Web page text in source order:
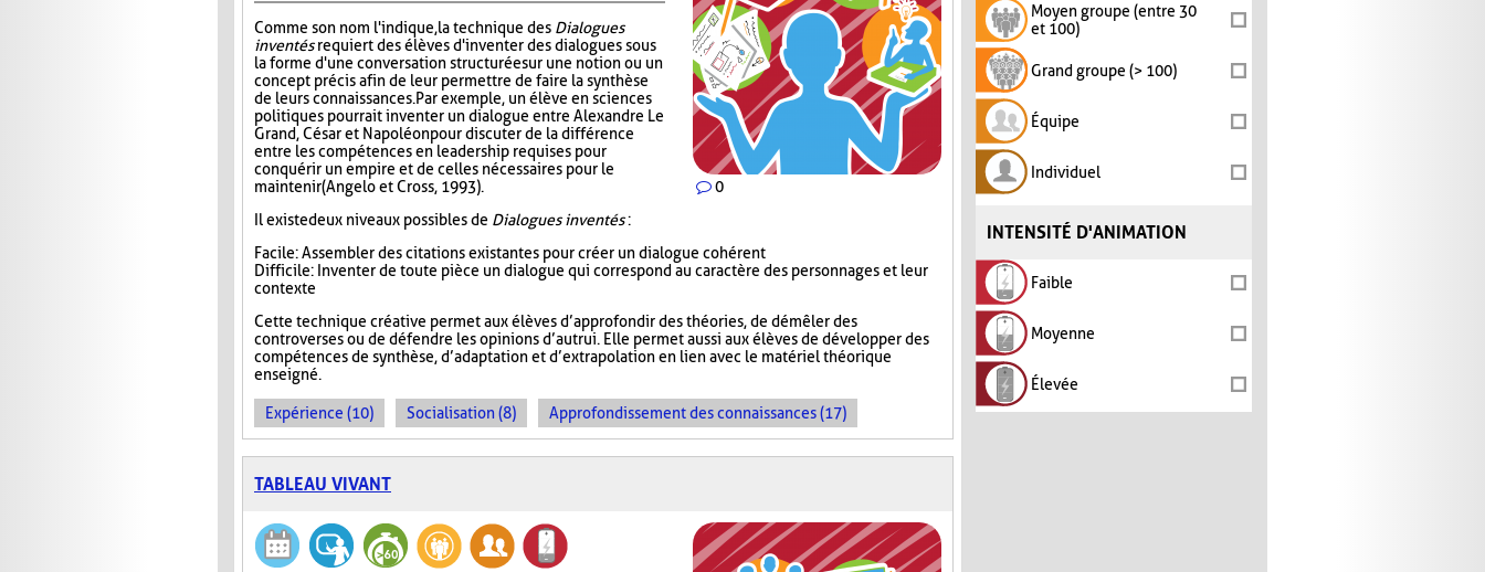
Moyen groupe (entre 30
et 100)
Grand groupe (> 100)
Équipe
Individuel
INTENSITÉ D'ANIMATION
Faible
Moyenne
Élevée
0
Comme son nom l'indique, la technique des Dialogues
inventésrequiert des élèves d'inventer des dialogues sous
la forme d'une conversation structurée sur une notion ou un
concept précis afin de leur permettre de faire la synthèse
de leurs connaissances. Par exemple, un élève en sciences
politiques pourrait inventer un dialogue entre Alexandre Le
Grand, César et Napoléon pour discuter de la différence
entre les compétences en leadership requises pour
conquérir un empire et de celles nécessaires pour le
maintenir (Angelo et Cross, 1993).
Il existe deux niveaux possibles de Dialogues inventés:
Facile : Assembler des citations existantes pour créer un dialogue cohérent
Difficile : Inventer de toute pièce un dialogue qui correspond au caractère des personnages et leur
contexte
Cette technique créative permet aux élèves d’approfondir des théories, de démêler des
controverses ou de défendre les opinions d’autrui. Elle permet aussi aux élèves de développer des
compétences de synthèse, d’adaptation et d’extrapolation en lien avec le matériel théorique
enseigné.
Expérience (10) Socialisation (8) Approfondissement des connaissances (17)
TABLEAU VIVANT